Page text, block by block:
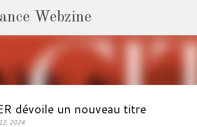
Webzine
dévoile un nouveau titre
2024